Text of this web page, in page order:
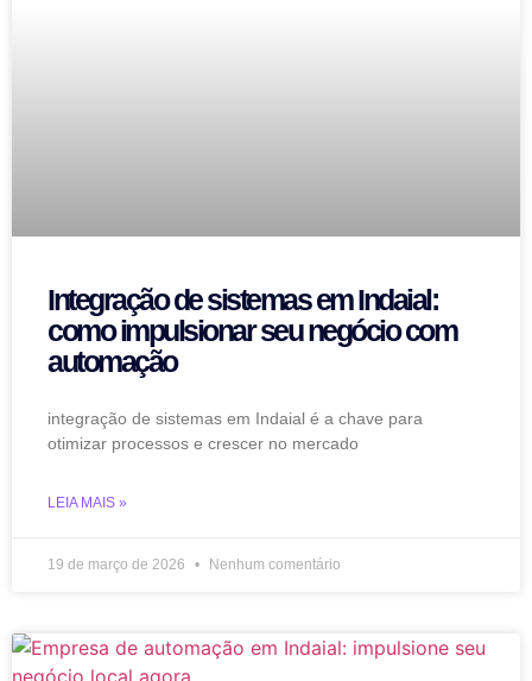
Integração de sistemas em Indaial:
como impulsionar seu negócio com
automação
integração de sistemas em Indaial é a chave para
otimizar processos e crescer no mercado
LEIA MAIS »
19 de março de 2026 Nenhum comentário